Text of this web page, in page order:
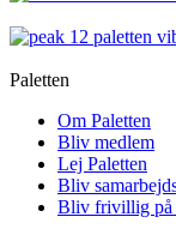
Paletten
Om Paletten
Bliv medlem
Lej Paletten
Bliv
Bliv frivillig på